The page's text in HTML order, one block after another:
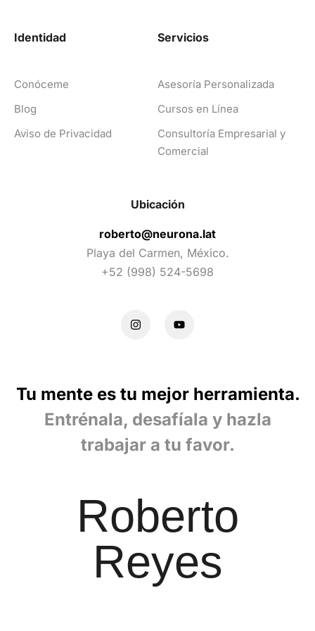
Identidad
Conóceme
Blog
Aviso de Privacidad
Servicios
Asesoría Personalizada
Cursos en Línea
Consultoría Empresarial y
Comercial
Ubicación
roberto@neurona.lat
Playa del Carmen, México.
+52 (998) 524-5698
Tu mente es tu mejor herramienta.
Entrénala, desafíala y hazla
trabajar a tu favor.
Roberto
Reyes